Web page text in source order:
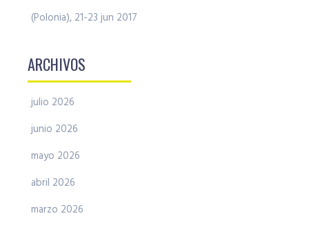
(Polonia), 21-23 jun 2017
ARCHIVOS
julio 2026
junio 2026
mayo 2026
abril 2026
marzo 2026